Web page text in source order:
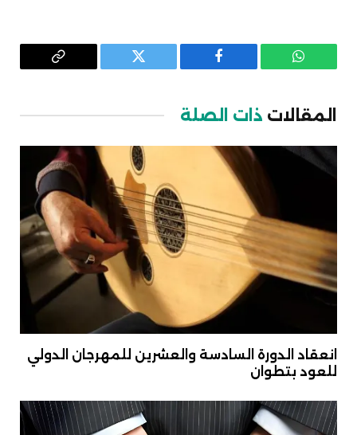
واتساب فيسبوك تويتر
Copy
المقالات ذات الصلة
انعقاد الدورة السادسة والعشرين للمهرجان الدولي
للعود بتطوان